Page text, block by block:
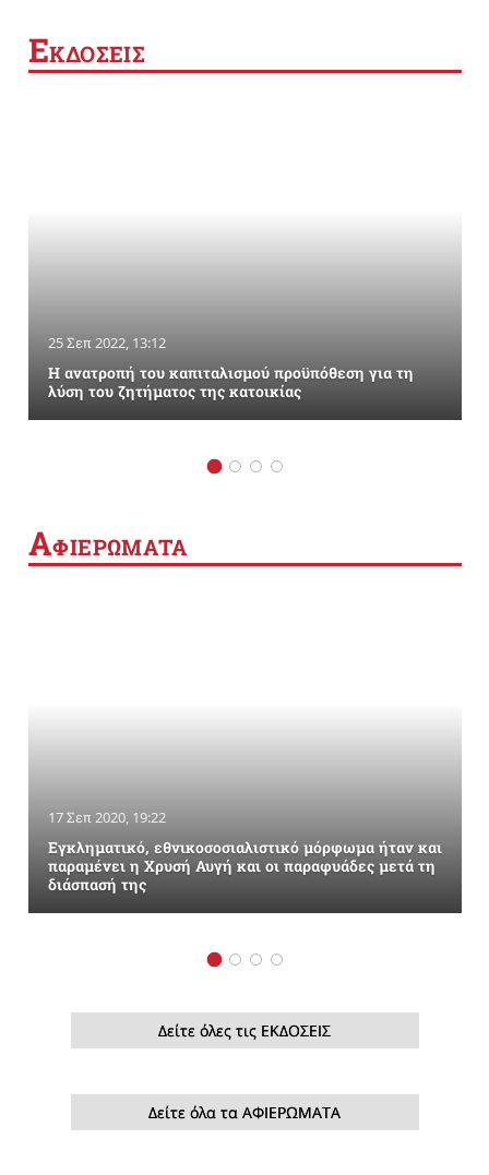
ΕΚΔΟΣΕΙΣ
25 Σεπ 2022, 13:12
Η ανατροπή του καπιταλισμού προϋπόθεση για τη
λύση του ζητήματος της κατοικίας
ΑΦΙΕΡΩΜΑΤΑ
17 Σεπ 2020, 19:22
Εγκληματικό, εθνικοσοσιαλιστικό μόρφωμα ήταν και
παραμένει η Χρυσή Αυγή και οι παραφυάδες μετά τη
διάσπασή της
Δείτε όλες τις ΕΚΔΟΣΕΙΣ
Δείτε όλα τα ΑΦΙΕΡΩΜΑΤΑ